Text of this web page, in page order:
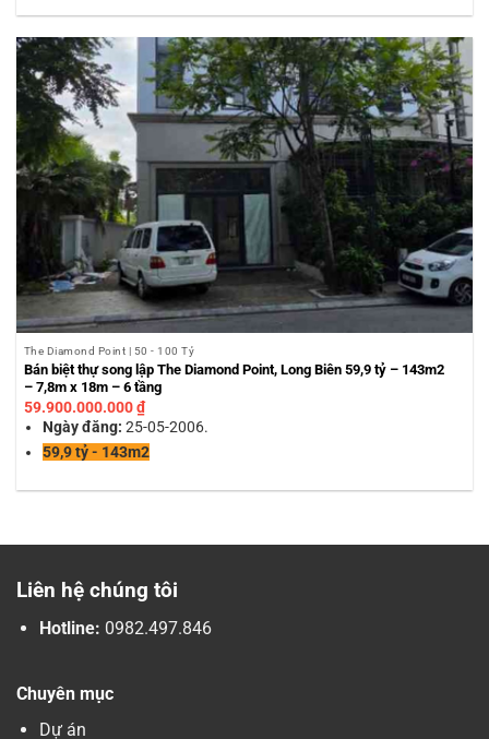
The Diamond Point | 50 - 100 Tỷ
Bán biệt thự song lập The Diamond Point, Long Biên 59,9 tỷ – 143m2
– 7,8m x 18m – 6 tầng
59.900.000.000₫
Ngày đăng: 25-05-2006.
59,9 tỷ - 143m2
Liên hệ chúng tôi
Hotline: 0982.497.846
Chuyên mục
Dự án